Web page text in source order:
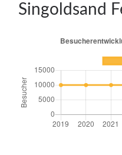
Singoldsand